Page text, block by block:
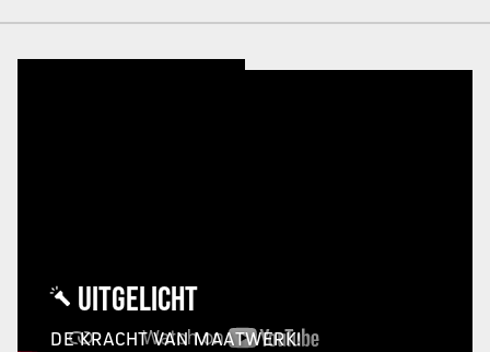
UITGELICHT
DE KRACHT VAN MAATWERK!